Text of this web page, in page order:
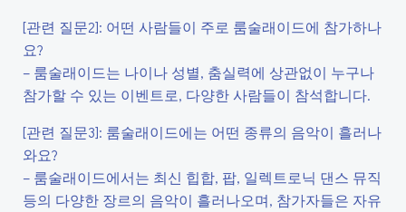
[관련 질문2]: 어떤 사람들이 주로 룸술래이드에 참가하나
요?
– 룸술래이드는 나이나 성별, 춤실력에 상관없이 누구나
참가할 수 있는 이벤트로, 다양한 사람들이 참석합니다.
[관련 질문3]: 룸술래이드에는 어떤 종류의 음악이 흘러나
와요?
– 룸술래이드에서는 최신 힙합, 팝, 일렉트로닉 댄스 뮤직
등의 다양한 장르의 음악이 흘러나오며, 참가자들은 자유